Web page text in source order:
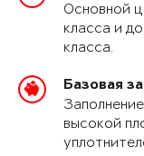
Основной
класса и
класса.
Базовая
высокой